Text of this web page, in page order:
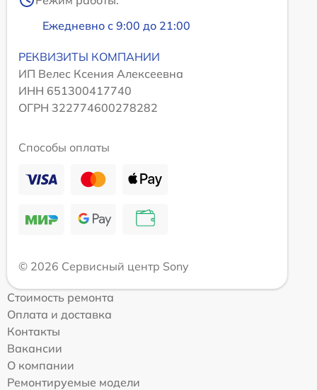
Ежедневно с 9:00 до 21:00
РЕКВИЗИТЫ КОМПАНИИ
ИП Велес Ксения Алексеевна
ИНН 651300417740
ОГРН 322774600278282
Способы оплаты
© 2026 Сервисный центр Sony
Стоимость ремонта
Оплата и доставка
Контакты
Вакансии
О компании
Ремонтируемые модели